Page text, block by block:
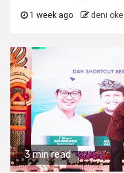
1 week ago deni oke
3 min read